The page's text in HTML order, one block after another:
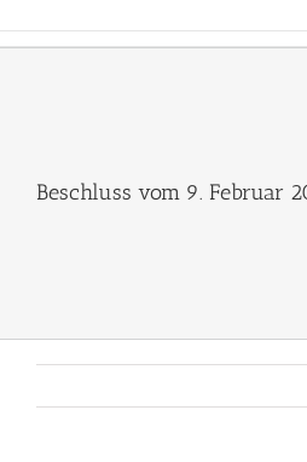
Beschluss vom 9. Februar